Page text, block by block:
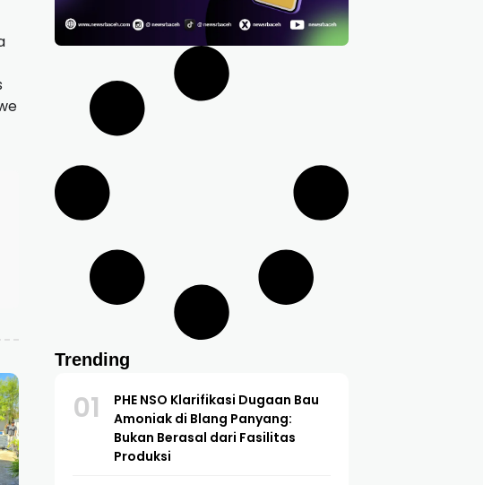
Trending
01
PHE NSO Klarifikasi Dugaan Bau
Amoniak di Blang Panyang:
Bukan Berasal dari Fasilitas
Produksi